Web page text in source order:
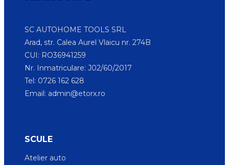
SC AUTOHOME TOOLS SRL
Arad, str. Calea Aurel Vlaicu nr. 274B
CUI: RO36941259
Nr. Inmatriculare: J02/60/2017
Tel: 0726 162 628
Email: admin@etorx.ro
SCULE
Atelier auto